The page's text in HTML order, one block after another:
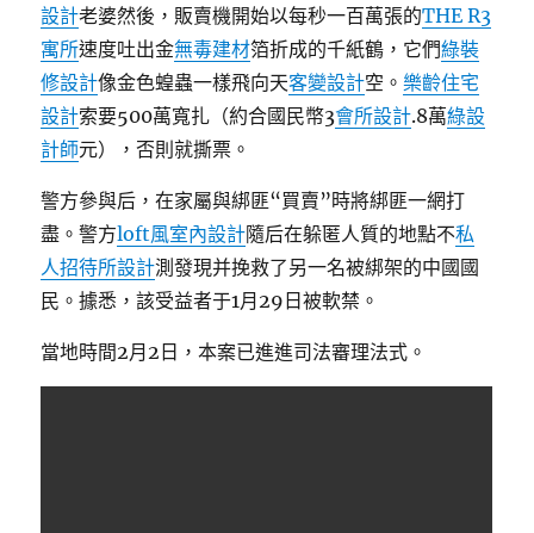
設計老婆然後，販賣機開始以每秒一百萬張的THE R3
寓所速度吐出金無毒建材箔折成的千紙鶴，它們綠裝
修設計像金色蝗蟲一樣飛向天客變設計空。樂齡住宅
設計索要500萬寬扎（約合國民幣3會所設計.8萬綠設
計師元），否則就撕票。
警方參與后，在家屬與綁匪“買賣”時將綁匪一網打
盡。警方loft風室內設計隨后在躲匿人質的地點不私
人招待所設計測發現并挽救了另一名被綁架的中國國
民。據悉，該受益者于1月29日被軟禁。
當地時間2月2日，本案已進進司法審理法式。